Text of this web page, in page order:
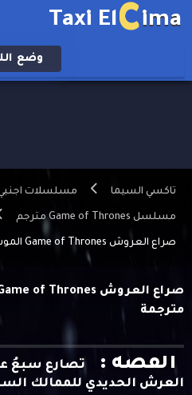
Taxi ElCima
وضع
تاكسي السيما مسلسلات
مسلسل Game of Thrones مترجم
صراع العروش Game of Thrones الموسم 8 الحلقة 4 مترجمة
مترجمة
القصه :
تصارع سبعُ
العرش الحديدي للممالك